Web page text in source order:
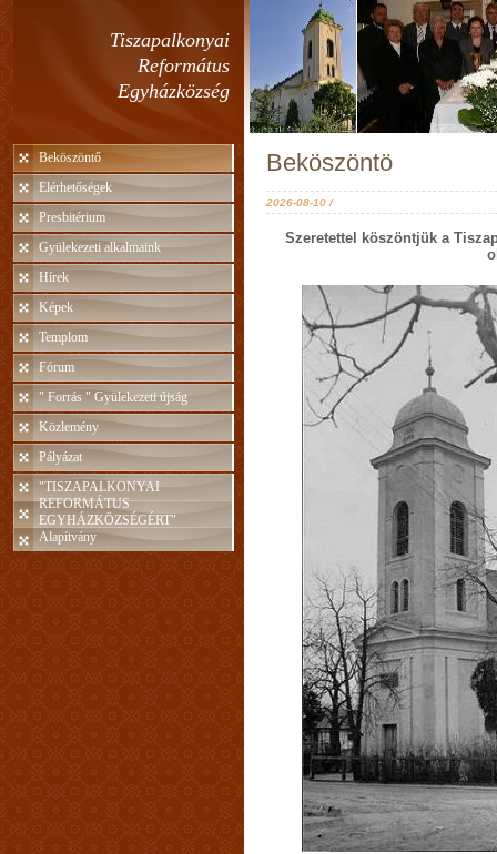
Tiszapalkonyai
Református
Egyházközség
Beköszöntő
Elérhetőségek
Presbitérium
Gyülekezeti alkalmaink
Hírek
Képek
Templom
Fórum
" Forrás " Gyülekezeti újság
Közlemény
Pályázat
"TISZAPALKONYAI
REFORMÁTUS
EGYHÁZKÖZSÉGÉRT"
Alapítvány
Beköszöntö
2026-08-10 /
Szeretettel köszöntjük a